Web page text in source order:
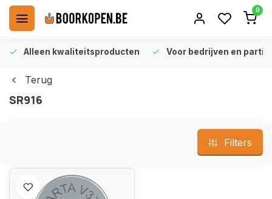
0
Alleen kwaliteitsproducten Voor bedrijven en
Terug
SR916
Filters